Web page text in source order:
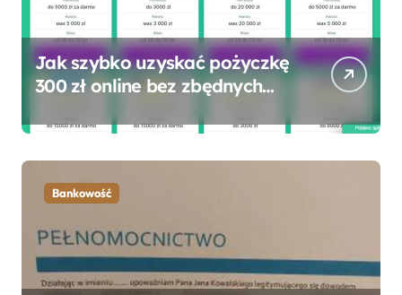
Jak szybko uzyskać pożyczkę
300 zł online bez zbędnych
Bankowość